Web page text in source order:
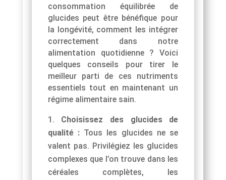
consommation équilibrée de
glucides peut être bénéfique pour
la longévité, comment les intégrer
correctement dans notre
alimentation quotidienne ? Voici
quelques conseils pour tirer le
meilleur parti de ces nutriments
essentiels tout en maintenant un
régime alimentaire sain.
Choisissez des glucides de
qualité : Tous les glucides ne se
valent pas. Privilégiez les glucides
complexes que l’on trouve dans les
céréales complètes, les